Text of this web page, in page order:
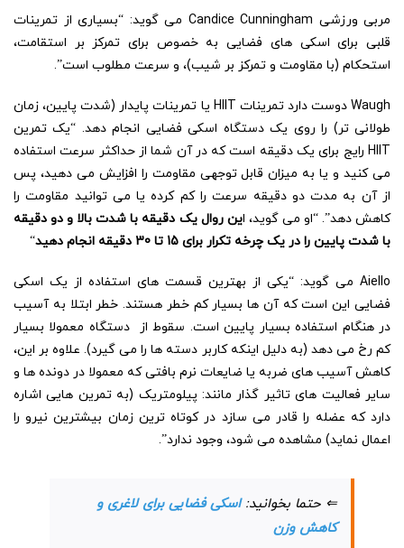
مربی ورزشی Candice Cunningham می گوید: “بسیاری از تمرینات
قلبی برای اسکی های فضایی به خصوص برای تمرکز بر استقامت،
استحکام (با مقاومت و تمرکز بر شیب)، و سرعت مطلوب است”.
Waugh دوست دارد تمرینات HIIT یا تمرینات پایدار (شدت پایین، زمان
طولانی تر) را روی یک دستگاه اسکی فضایی انجام دهد. “یک تمرین
HIIT رایج برای یک دقیقه است که در آن شما از حداکثر سرعت استفاده
می کنید و یا به میزان قابل توجهی مقاومت را افزایش می دهید، پس
از آن به مدت دو دقیقه سرعت را کم کرده یا می توانید مقاومت را
کاهش دهد”. “او می گوید، این روال یک دقیقه با شدت بالا و دو دقیقه
با شدت پایین را در یک چرخه تکرار برای 15 تا 30 دقیقه انجام دهید
“
Aiello می گوید: “یکی از بهترین قسمت های استفاده از یک اسکی
فضایی این است که آن ها بسیار کم خطر هستند. خطر ابتلا به آسیب
در هنگام استفاده بسیار پایین است. سقوط از دستگاه معمولا بسیار
کم رخ می دهد (به دلیل اینکه کاربر دسته ها را می گیرد). علاوه بر این،
کاهش آسیب های ضربه یا ضایعات نرم بافتی که معمولا در دونده ها و
سایر فعالیت های تاثیر گذار مانند: پیلومتریک (به تمرین هایی اشاره
دارد که عضله را قادر می سازد در کوتاه ترین زمان بیشترین نیرو را
اعمال نماید) مشاهده می شود، وجود ندارد”.
⇐ حتما بخوانید:اسکی فضایی برای لاغری و
کاهش وزن